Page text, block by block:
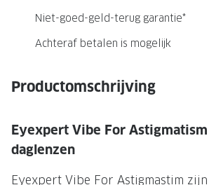
Niet-goed-geld-terug garantie*
Achteraf betalen is mogelijk
Productomschrijving
Eyexpert Vibe For
daglenzen
Eyexpert Vibe For Astigmastim